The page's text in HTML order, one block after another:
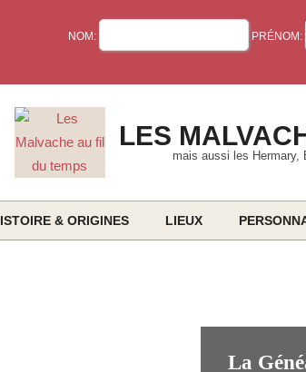
NOM: PRÉNOM:
LES
mais aussi les Hermary,
& ORIGINES LIEUX
La